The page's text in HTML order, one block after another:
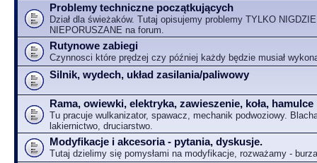
Problemy techniczne początkujących
Dział dla świeżaków. Tutaj opisujemy problemy TYLKO NIGDZIE
NIEPORUSZANE na forum.
Rutynowe zabiegi
Czynnosci które prędzej czy później każdy będzie musiał
Silnik, wydech, układ zasilania/paliwowy
Rama, owiewki, elektryka, zawieszenie, koła, hamulce
Tu pracuje wulkanizator, spawacz, mechanik podwoziowy.
lakiernictwo, druciarstwo.
Modyfikacje i akcesoria - pytania, dyskusje.
Tutaj dzielimy się pomysłami na modyfikacje, rozważamy -